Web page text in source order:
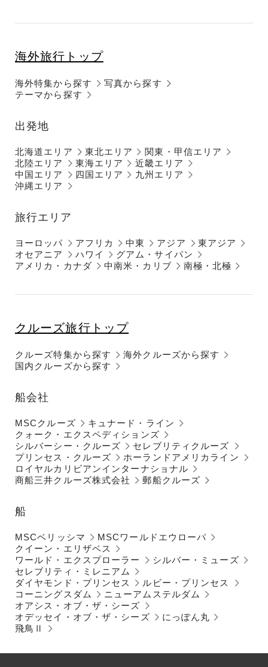
海外旅行トップ
海外特集から探す
テーマから探す
写真から探す
出発地
北海道エリア 東北エリア
関東・甲信エリア
北陸エリア
東海エリア
近畿エリア
中国エリア
四国エリア
九州エリア
沖縄エリア
旅行エリア
ヨーロッパ アフリカ 中東 アジア
東アジア
オセアニア
ハワイ
グアム・サイパン
アメリカ・カナダ
中南米・カリブ 南極・北極
クルーズ旅行トップ
クルーズ特集から探す
国内クルーズから探す
海外クルーズから探す
船会社
MSCクルーズ
キュナード・ライン
クォーク・エクスペディションズ
シルバーシー・クルーズ
セレブリティクルーズ
プリンセス・クルーズ
ホーランドアメリカライン
ロイヤルカリビアンインターナショナル
商船三井クルーズ株式会社
郵船クルーズ
船
MSCベリッシマ
MSCワールドエウローパ
クイーン・エリザベス
ワールド・エクスプローラー
シルバー・ミューズ
セレブリティ・ミレニアム
ダイヤモンド・プリンセス
ルビー・プリンセス
コーニングスダム
ニューアムステルダム
オアシス・オブ・ザ・シーズ
オデッセイ・オブ・ザ・シーズ
にっぽん丸
飛鳥Ⅱ